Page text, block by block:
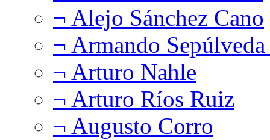
¬ Alejo Sánchez Cano
¬ Armando
¬ Arturo Nahle
¬ Arturo Ríos Ruiz
¬ Augusto Corro